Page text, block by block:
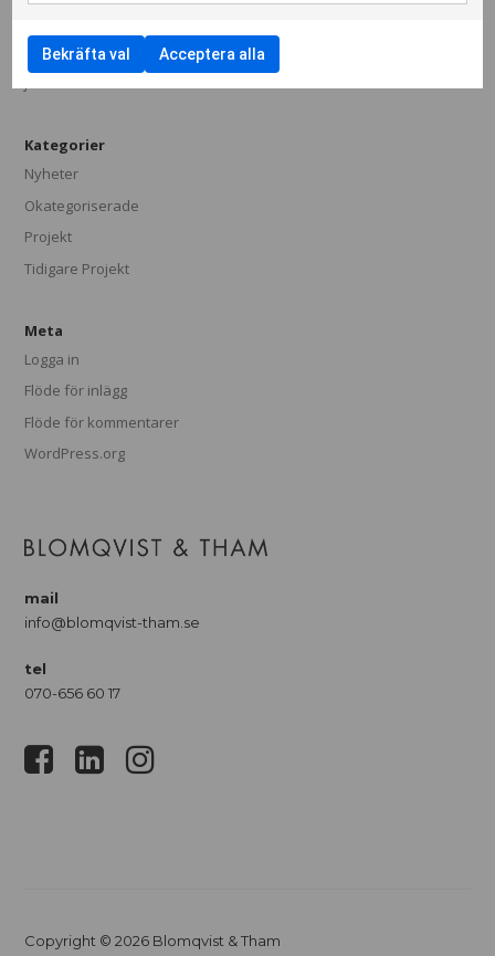
juni 2018
Kategorier
Nyheter
Okategoriserade
Projekt
Tidigare Projekt
Meta
Logga in
Flöde för inlägg
Flöde för kommentarer
WordPress.org
mail
info@blomqvist-tham.se
tel
070-656 60 17
Copyright © 2026 Blomqvist & Tham
Bekräfta val Acceptera alla